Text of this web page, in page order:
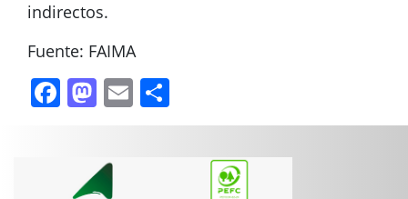
indirectos.
Fuente: FAIMA
Facebook
Mastodon
Email